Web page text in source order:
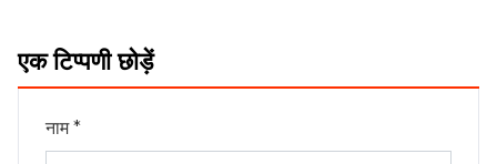
एक टिप्पणी छोड़ें
नाम *